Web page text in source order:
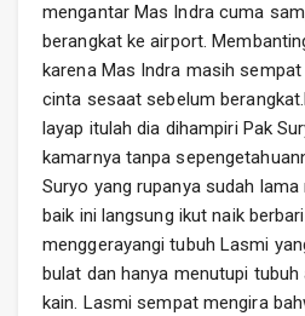
mengantar Mas Indra cuma
berangkat ke airport.
karena Mas Indra masih
cinta sesaat sebelum
layap itulah dia dihampiri Pak
kamarnya tanpa
Suryo yang rupanya sudah
baik ini langsung ikut naik
menggerayangi tubuh Lasmi
bulat dan hanya menutupi
kain. Lasmi sempat mengira